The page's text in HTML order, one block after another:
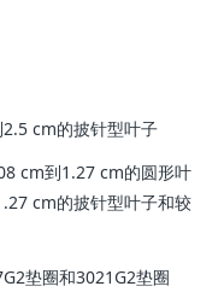
cm的披针型叶子
cm到1.27 cm的圆形叶
cm的披针型叶子和较
垫圈和3021G2垫圈